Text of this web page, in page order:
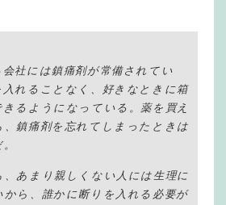
社には鎮痛剤が常備されてい
入れることなく、好きなときに箱
るようになっている。薬を買え
、鎮痛剤を忘れてしまったときは
、あまり親しくない人には生理に
から、誰かに断りを入れる必要が